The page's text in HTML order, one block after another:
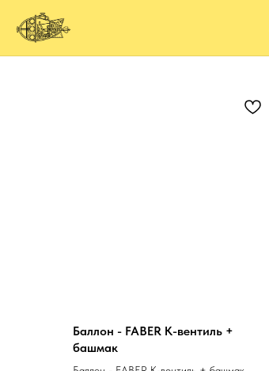
Баллон - FABER K-вентиль +
башмак